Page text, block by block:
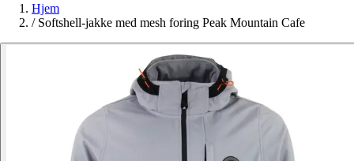
Hjem
/ Softshell-jakke med mesh foring Peak Mountain Cafe